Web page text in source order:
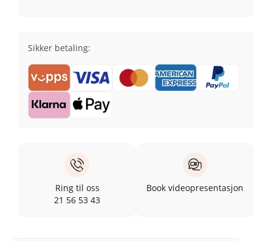
Sikker betaling:
Ring til oss
21 56 53 43
Book videopresentasjon